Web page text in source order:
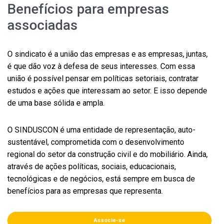
Benefícios para empresas
associadas
O sindicato é a união das empresas e as empresas, juntas,
é que dão voz à defesa de seus interesses. Com essa
união é possível pensar em políticas setoriais, contratar
estudos e ações que interessam ao setor. E isso depende
de uma base sólida e ampla.
O SINDUSCON é uma entidade de representação, auto-
sustentável, comprometida com o desenvolvimento
regional do setor da construção civil e do mobiliário. Ainda,
através de ações políticas, sociais, educacionais,
tecnológicas e de negócios, está sempre em busca de
benefícios para as empresas que representa.
Associe-se